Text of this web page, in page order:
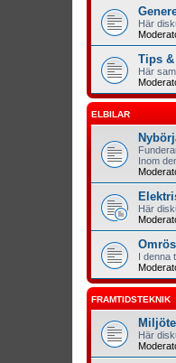
Här
Tips
Här
ELBILAR
Inom
Här
I denna
FRAMTIDSTEKNIK
Här